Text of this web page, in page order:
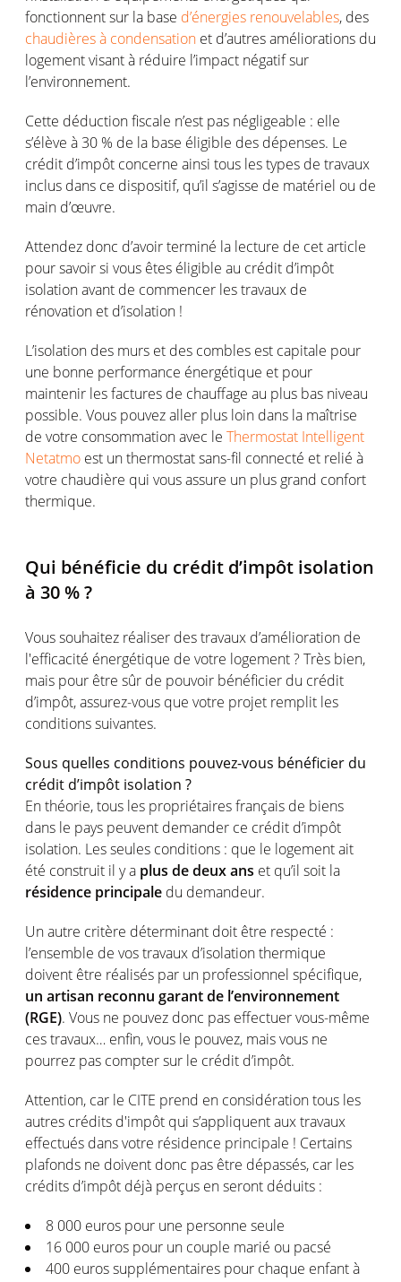
fonctionnent sur la base d’énergies renouvelables, des
chaudières à condensation et d’autres améliorations du
logement visant à réduire l’impact négatif sur
l’environnement.
Cette déduction fiscale n’est pas négligeable : elle
s’élève à 30 % de la base éligible des dépenses. Le
crédit d’impôt concerne ainsi tous les types de travaux
inclus dans ce dispositif, qu’il s’agisse de matériel ou de
main d’œuvre.
Attendez donc d’avoir terminé la lecture de cet article
pour savoir si vous êtes éligible au crédit d’impôt
isolation avant de commencer les travaux de
rénovation et d’isolation !
L’isolation des murs et des combles est capitale pour
une bonne performance énergétique et pour
maintenir les factures de chauffage au plus bas niveau
possible. Vous pouvez aller plus loin dans la maîtrise
de votre consommation avec le Thermostat Intelligent
Netatmo est un thermostat sans-fil connecté et relié à
votre chaudière qui vous assure un plus grand confort
thermique.
Qui bénéficie du crédit d’impôt isolation
à 30 % ?
Vous souhaitez réaliser des travaux d’amélioration de
l'efficacité énergétique de votre logement ? Très bien,
mais pour être sûr de pouvoir bénéficier du crédit
d’impôt, assurez-vous que votre projet remplit les
conditions suivantes.
Sous quelles conditions pouvez-vous bénéficier du
crédit d’impôt isolation ?
En théorie, tous les propriétaires français de biens
dans le pays peuvent demander ce crédit d’impôt
isolation. Les seules conditions : que le logement ait
été construit il y a plus de deux ans et qu’il soit la
résidence principale du demandeur.
Un autre critère déterminant doit être respecté :
l’ensemble de vos travaux d’isolation thermique
doivent être réalisés par un professionnel spécifique,
un artisan reconnu garant de l’environnement
(RGE). Vous ne pouvez donc pas effectuer vous-même
ces travaux… enfin, vous le pouvez, mais vous ne
pourrez pas compter sur le crédit d’impôt.
Attention, car le CITE prend en considération tous les
autres crédits d'impôt qui s’appliquent aux travaux
effectués dans votre résidence principale ! Certains
plafonds ne doivent donc pas être dépassés, car les
crédits d’impôt déjà perçus en seront déduits :
8 000 euros pour une personne seule
16 000 euros pour un couple marié ou pacsé
400 euros supplémentaires pour chaque enfant à